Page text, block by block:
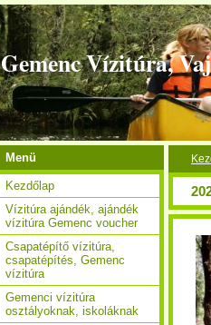
Gemenc Vízitúra,
Menü
Kezdőlap
Vízitúra ajándék, ajándék
vízitúra Gemenc voucher
Csapatépítő vízitúra,
csapatépítés, Gemenc
vízitúra
Gemenci vízitúra
osztályoknak, iskoláknak